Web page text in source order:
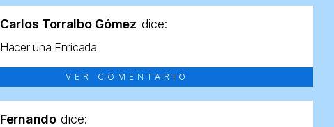
Carlos Torralbo Gómez dice:
Hacer una Enricada
VER COMENTARIO
Fernando dice: